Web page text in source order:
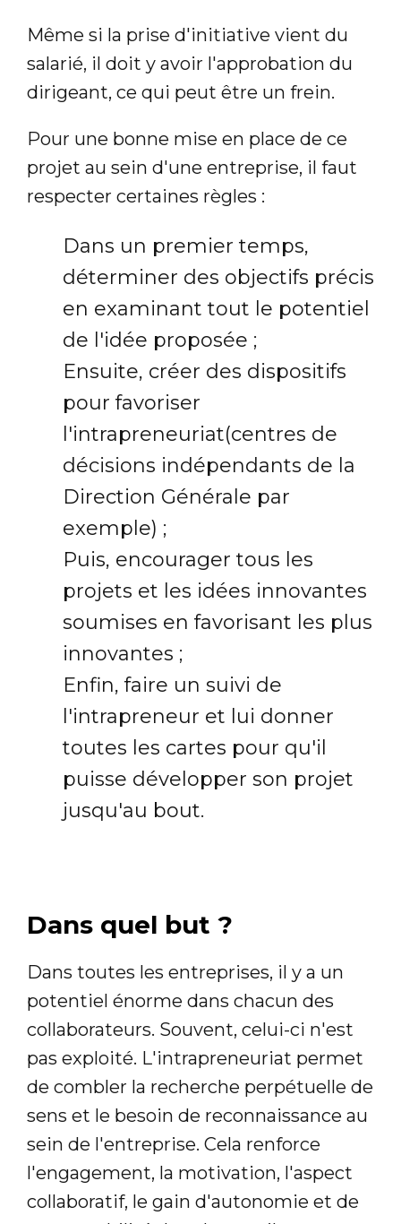
Même si la prise d'initiative vient du
salarié, il doit y avoir l'approbation du
dirigeant, ce qui peut être un frein.
Pour une bonne mise en place de ce
projet au sein d'une entreprise, il faut
respecter certaines règles :
Dans un premier temps,
déterminer des objectifs précis
en examinant tout le potentiel
de l'idée proposée ;
Ensuite, créer des dispositifs
pour favoriser
l'intrapreneuriat(centres de
décisions indépendants de la
Direction Générale par
exemple) ;
Puis, encourager tous les
projets et les idées innovantes
soumises en favorisant les plus
innovantes ;
Enfin, faire un suivi de
l'intrapreneur et lui donner
toutes les cartes pour qu'il
puisse développer son projet
jusqu'au bout.
Dans quel but ?
Dans toutes les entreprises, il y a un
potentiel énorme dans chacun des
collaborateurs. Souvent, celui-ci n'est
pas exploité. L'intrapreneuriat permet
de combler la recherche perpétuelle de
sens et le besoin de reconnaissance au
sein de l'entreprise. Cela renforce
l'engagement, la motivation, l'aspect
collaboratif, le gain d'autonomie et de